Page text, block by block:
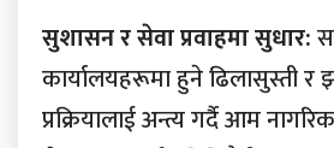
सुशासन र सेवा प्रवाहमा सुधार:
कार्यालयहरूमा हुने ढिलासुस्ती र
प्रक्रियालाई अन्त्य गर्दै आम